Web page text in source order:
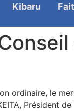
Kibaru
ordinaire, le
Président de